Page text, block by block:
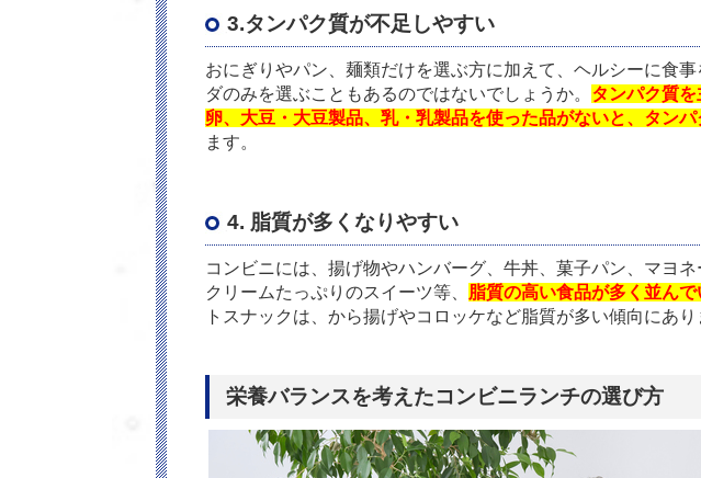
3.タンパク質が不足しやすい
おにぎりやパン、麺類だけを選ぶ方に加えて、ヘルシーに食
ダのみを選ぶこともあるのではないでしょうか。 タンパク質を
卵、大豆・大豆製品、乳・乳製品を使った品がないと、タン
ます。
4. 脂質が多くなりやすい
コンビニには、揚げ物やハンバーグ、牛丼、菓子パン、マヨ
クリームたっぷりのスイーツ等、 脂質の高い食品が多く並んで
トスナックは、から揚げやコロッケなど脂質が多い傾向にあり
栄養バランスを考えたコンビニランチの選び方